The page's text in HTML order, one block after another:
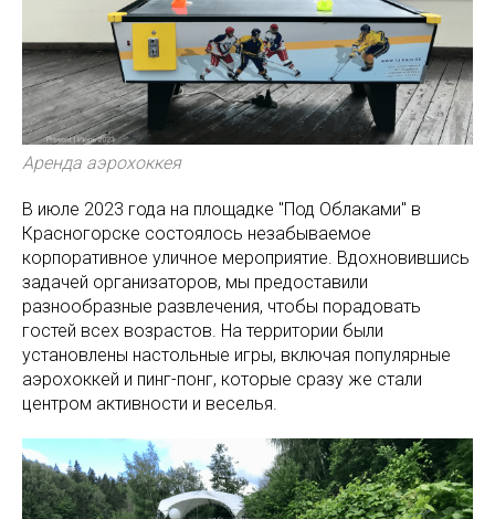
Аренда аэрохоккея
В июле 2023 года на площадке "Под Облаками" в
Красногорске состоялось незабываемое
корпоративное уличное мероприятие. Вдохновившись
задачей организаторов, мы предоставили
разнообразные развлечения, чтобы порадовать
гостей всех возрастов. На территории были
установлены настольные игры, включая популярные
аэрохоккей и пинг-понг, которые сразу же стали
центром активности и веселья.